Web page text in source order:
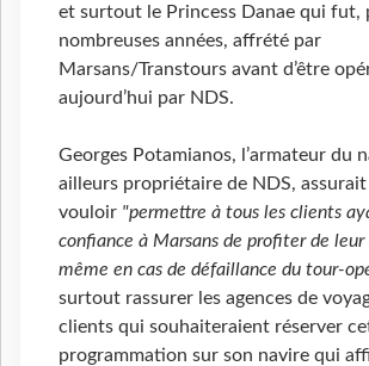
et surtout le Princess Danae qui fut,
nombreuses années, affrété par
Marsans/Transtours avant d’être
aujourd’hui par NDS.
Georges Potamianos, l’armateur du
ailleurs propriétaire de NDS,
vouloir "permettre à tous les clients
confiance à Marsans de profiter de leur
même en cas de défaillance du tour-
surtout rassurer les agences de
clients qui souhaiteraient réserver
programmation sur son navire qui